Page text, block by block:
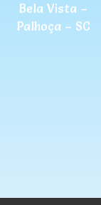
Bela Vista –
Palhoça – SC